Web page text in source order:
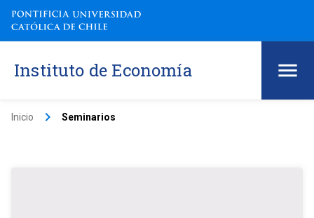
Instituto de Economía
Inicio keyboard_arrow_right Seminarios